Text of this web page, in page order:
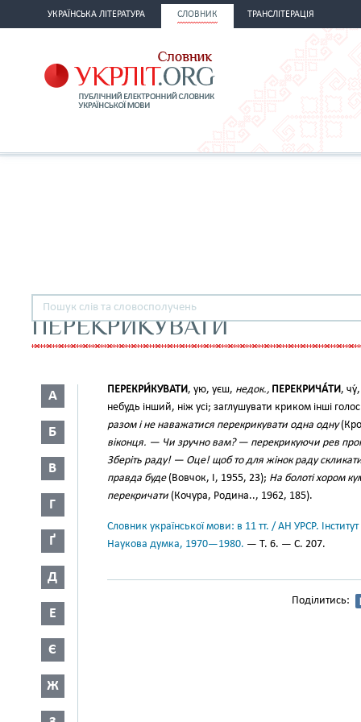
УКРАЇНСЬКА ЛІТЕРАТУРА СЛОВНИК ТРАНСЛІТЕРАЦІЯ
ПЕРЕКРИКУВАТИ
А
Б
В
Г
Ґ
Д
Е
Є
Ж
ПЕРЕКРИ́КУВАТИ, ую, уєш, недок., ПЕРЕКРИЧА́ТИ,
небудь інший, ніж усі; заглушувати криком інші
разом і не наважатися перекрикувати одна одну
віконця. — Чи зручно вам? — перекрикуючи рев
Зберіть раду! — Оце! щоб то для жінок раду
правда буде(Вовчок, І, 1955, 23); На болоті хором
перекричати (Кочура, Родина.., 1962, 185).
Словник української мови: в 11 тт. / АН УРСР.
Наукова думка, 1970—1980. — Т. 6. — С. 207.
Поділитись: